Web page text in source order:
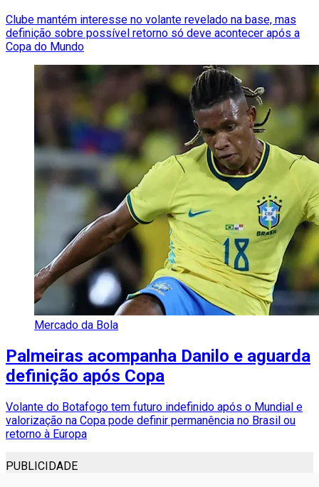
Clube mantém interesse no volante revelado na base, mas
definição sobre possível retorno só deve acontecer após a
Copa do Mundo
Mercado da Bola
Palmeiras acompanha Danilo e aguarda
definição após Copa
Volante do Botafogo tem futuro indefinido após o Mundial e
valorização na Copa pode definir permanência no Brasil ou
retorno à Europa
PUBLICIDADE